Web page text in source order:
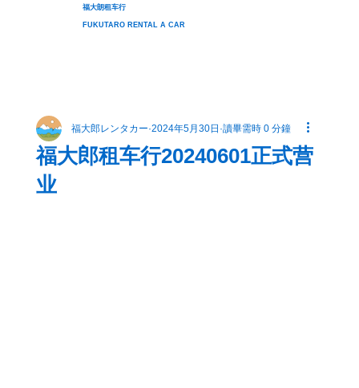
福大郎租车行20240601正式营
业
福大郎レンタカー 2024年5月30日 讀畢需時 0 分鐘
福大朗租车行
FUKUTARO RENTAL A CAR